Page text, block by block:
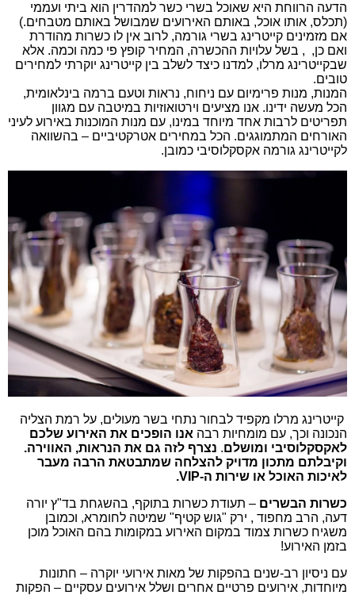
הדעה הרווחת היא שאוכל בשרי כשר למהדרין הוא ביתי ועממי
(תכלס, אותו אוכל, באותם האירועים שמבושל באותם מטבחים.)
אם מזמינים קייטרינג בשרי גורמה, לרוב אין לו כשרות מהודרת
ואם כן, , בשל עלויות ההכשרה, המחיר קופץ פי כמה וכמה. אלא
שבקייטרינג מרלו, למדנו כיצד לשלב בין קייטרינג יוקרתי למחירים
טובים.
המנות, מנות פרימיום עם ניחוח, נראות וטעם ברמה בינלאומית,
הכל מעשה ידינו. אנו מציעים וירטואוזיות במיטבה עם מגוון
תפריטים לרבות אחד מיוחד במינו, עם מנות המוכנות באירוע לעיני
האורחים המתמוגגים. הכל במחירים אטרקטיביים – בהשוואה
לקייטרינג גורמה אקסקלוסיבי כמובן.
קייטרינג מרלו מקפיד לבחור נתחי בשר מעולים, על רמת הצליה
הנכונה וכך, עם מומחיות רבה אנו הופכים את האירוע שלכם
לאקסקלוסיבי ומושלם. נצרף לזה גם את הנראות, האווירה.
וקיבלתם מתכון מדויק להצלחה שמתבטאת הרבה מעבר
לאיכות האוכל או שירות ה-VIP.
כשרות הבשרים – תעודת כשרות בתוקף, בהשגחת בד"ץ יורה
דעה, הרב מחפוד , ירק "גוש קטיף" שמיטה לחומרא, וכמובן
משגיח כשרות צמוד במקום האירוע במקומות בהם האוכל מוכן
בזמן האירוע!
עם ניסיון רב-שנים בהפקות של מאות אירועי יוקרה – חתונות
מיוחדות, אירועים פרטיים אחרים ושלל אירועים עסקיים – הפקות